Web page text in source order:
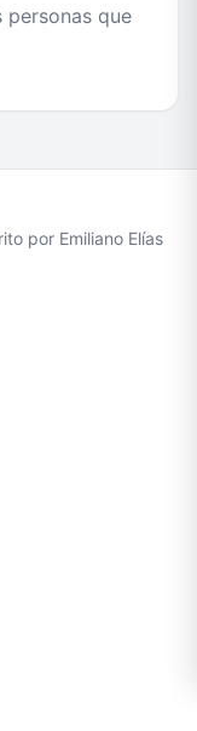
personas que
por Emiliano Elías